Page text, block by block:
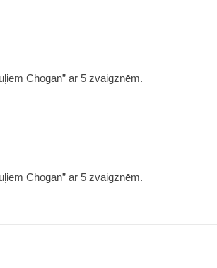
Chogan” ar 5 zvaigznēm.
Chogan” ar 5 zvaigznēm.